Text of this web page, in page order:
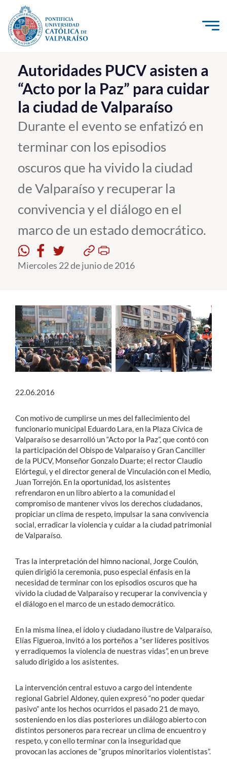
Click acá para ir directamente al contenido
La Universidad
Investigación, Creación e Innovación
PUCV Internacional
Vinculación con el Medio
Pregrado
Estudiantes
Alumni
English
Autoridades PUCV asisten a
“Acto por la Paz” para cuidar
la ciudad de Valparaíso
Durante el evento se enfatizó en
terminar con los episodios
oscuros que ha vivido la ciudad
de Valparaíso y recuperar la
convivencia y el diálogo en el
marco de un estado democrático.
Miercoles 22 de junio de 2016
22.06.2016
Con motivo de cumplirse un mes del fallecimiento del
funcionario municipal Eduardo Lara, en la Plaza Cívica de
Valparaíso se desarrolló un “Acto por la Paz”, que contó con
la participación del Obispo de Valparaíso y Gran Canciller
de la PUCV, Monseñor Gonzalo Duarte; el rector Claudio
Elórtegui, y el director general de Vinculación con el Medio,
Juan Torrejón. En la oportunidad, los asistentes
refrendaron en un libro abierto a la comunidad el
compromiso de mantener vivos los derechos ciudadanos,
propiciar un clima de respeto, impulsar la sana convivencia
social, erradicar la violencia y cuidar a la ciudad patrimonial
de Valparaíso.
Tras la interpretación del himno nacional, Jorge Coulón,
quien dirigió la ceremonia, puso especial énfasis en la
necesidad de terminar con los episodios oscuros que ha
vivido la ciudad de Valparaíso y recuperar la convivencia y
el diálogo en el marco de un estado democrático.
En la misma línea, el ídolo y ciudadano ilustre de Valparaíso,
Elías Figueroa, invitó a los porteños a “ser líderes positivos
y erradiquemos la violencia de nuestras vidas”, en un breve
saludo dirigido a los asistentes.
La intervención central estuvo a cargo del intendente
regional Gabriel Aldoney, quien expresó “no poder quedar
pasivo” ante los hechos ocurridos el pasado 21 de mayo,
sosteniendo en los días posteriores un diálogo abierto con
distintos personeros para recrear un clima de encuentro y
respeto, y con ello terminar con la inseguridad que
provocan las acciones de “grupos minoritarios violentistas”.